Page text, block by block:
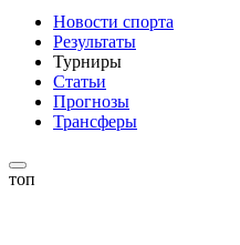
Новости спорта
Результаты
Турниры
Статьи
Прогнозы
Трансферы
топ